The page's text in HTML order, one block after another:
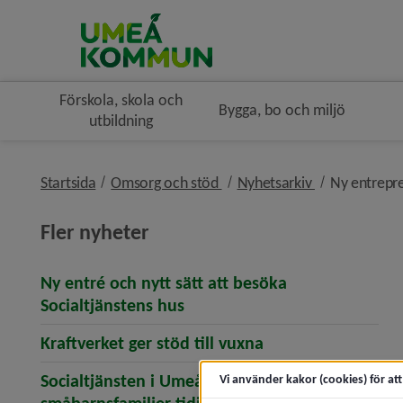
Förskola, skola och
utbildning
Bygga, bo och miljö
Startsida Omsorg och stöd nivå i brödsmulenavigeringen
Nyhetsarkiv nivå i
Ny
Fler nyheter
Ny entré och nytt sätt att besöka
Socialtjänstens hus(öppnar artikeln Ny entré
Kraftverket ger stöd till vuxna (öppnar artikeln
Socialtjänsten i Umeå ska hjälpa fler
Vi använder kakor (cookies) för